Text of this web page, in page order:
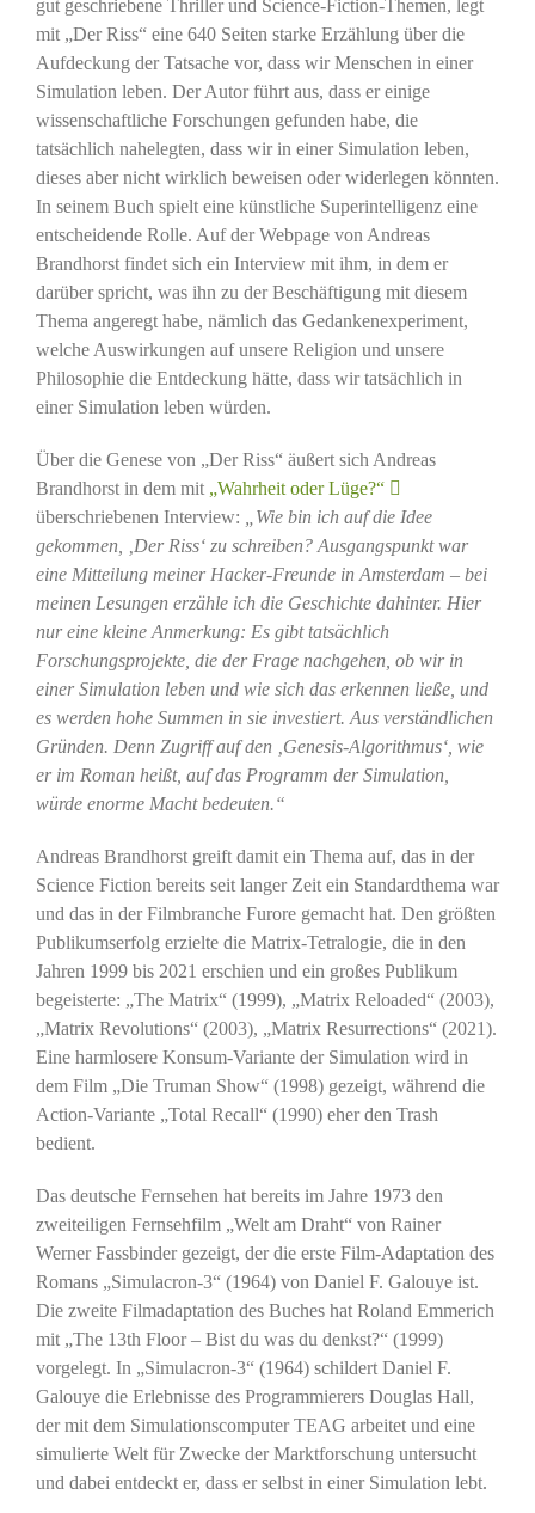
gut geschriebene Thriller und Science-Fiction-Themen, legt
mit „Der Riss“ eine 640 Seiten starke Erzählung über die
Aufdeckung der Tatsache vor, dass wir Menschen in einer
Simulation leben. Der Autor führt aus, dass er einige
wissenschaftliche Forschungen gefunden habe, die
tatsächlich nahelegten, dass wir in einer Simulation leben,
dieses aber nicht wirklich beweisen oder widerlegen könnten.
In seinem Buch spielt eine künstliche Superintelligenz eine
entscheidende Rolle. Auf der Webpage von Andreas
Brandhorst findet sich ein Interview mit ihm, in dem er
darüber spricht, was ihn zu der Beschäftigung mit diesem
Thema angeregt habe, nämlich das Gedankenexperiment,
welche Auswirkungen auf unsere Religion und unsere
Philosophie die Entdeckung hätte, dass wir tatsächlich in
einer Simulation leben würden.
Über die Genese von „Der Riss“ äußert sich Andreas
Brandhorst in dem mit „Wahrheit oder Lüge?“
überschriebenen Interview:
„Wie bin ich auf die Idee
gekommen, ‚Der Riss‘ zu schreiben? Ausgangspunkt war
eine Mitteilung meiner Hacker-Freunde in Amsterdam – bei
meinen Lesungen erzähle ich die Geschichte dahinter. Hier
nur eine kleine Anmerkung: Es gibt tatsächlich
Forschungsprojekte, die der Frage nachgehen, ob wir in
einer Simulation leben und wie sich das erkennen ließe, und
es werden hohe Summen in sie investiert. Aus verständlichen
Gründen. Denn Zugriff auf den ‚Genesis-Algorithmus‘, wie
er im Roman heißt, auf das Programm der Simulation,
würde enorme Macht bedeuten.“
Andreas Brandhorst greift damit ein Thema auf, das in der
Science Fiction bereits seit langer Zeit ein Standardthema war
und das in der Filmbranche Furore gemacht hat. Den größten
Publikumserfolg erzielte die Matrix-Tetralogie, die in den
Jahren 1999 bis 2021 erschien und ein großes Publikum
begeisterte: „The Matrix“ (1999), „Matrix Reloaded“ (2003),
„Matrix Revolutions“ (2003), „Matrix Resurrections“ (2021).
Eine harmlosere Konsum-Variante der Simulation wird in
dem Film „Die Truman Show“ (1998) gezeigt, während die
Action-Variante „Total Recall“ (1990) eher den Trash
bedient.
Das deutsche Fernsehen hat bereits im Jahre 1973 den
zweiteiligen Fernsehfilm „Welt am Draht“ von Rainer
Werner Fassbinder gezeigt, der die erste Film-Adaptation des
Romans „Simulacron-3“ (1964) von Daniel F. Galouye ist.
Die zweite Filmadaptation des Buches hat Roland Emmerich
mit „The 13th Floor – Bist du was du denkst?“ (1999)
vorgelegt. In „Simulacron-3“ (1964) schildert Daniel F.
Galouye die Erlebnisse des Programmierers Douglas Hall,
der mit dem Simulationscomputer TEAG arbeitet und eine
simulierte Welt für Zwecke der Marktforschung untersucht
und dabei entdeckt er, dass er selbst in einer Simulation lebt.